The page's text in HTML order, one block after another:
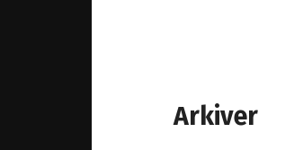
Arkiver